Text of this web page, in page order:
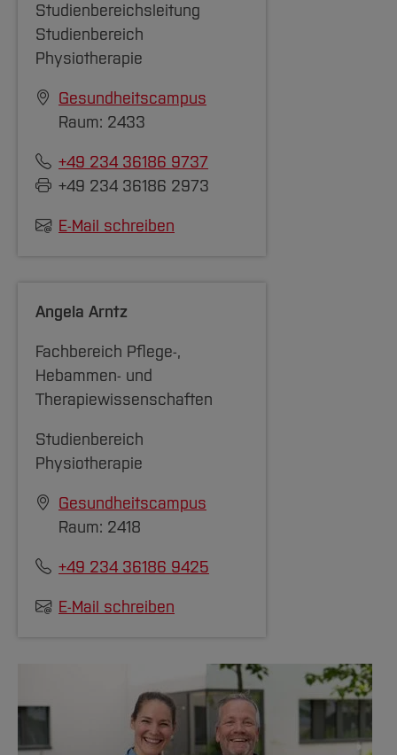
Studienbereichsleitung
Studienbereich
Physiotherapie
Gesundheitscampus
Raum: 2433
+49 234 36186 9737
+49 234 36186 2973
E-Mail schreiben
Angela Arntz
Fachbereich Pflege-,
Hebammen- und
Therapiewissenschaften
Studienbereich
Physiotherapie
Gesundheitscampus
Raum: 2418
+49 234 36186 9425
E-Mail schreiben